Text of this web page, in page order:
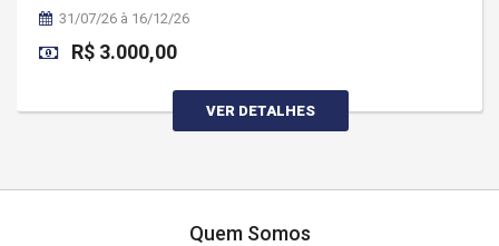
31/07/26 à 16/12/26
R$ 3.000,00
VER DETALHES
Quem Somos